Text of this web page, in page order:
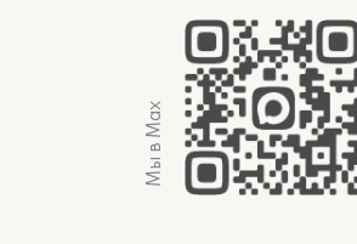
Мы в Max